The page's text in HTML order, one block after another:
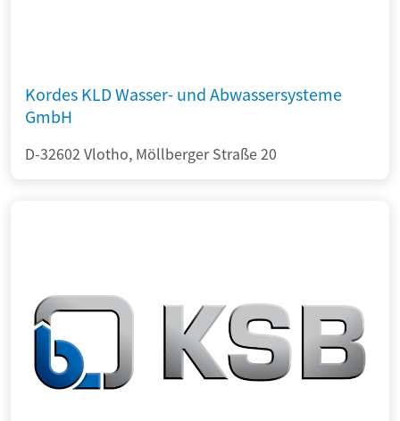
Kordes KLD Wasser- und Abwassersysteme
GmbH
D-32602 Vlotho, Möllberger Straße 20